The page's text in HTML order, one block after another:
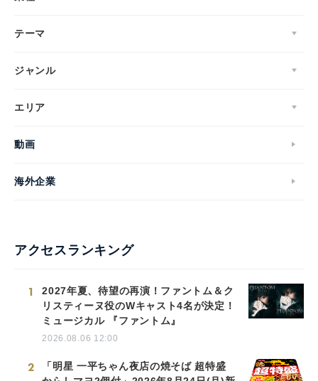
テーマ
ジャンル
エリア
動画
海外企業
アクセスランキング
1
2027年夏、待望の再演！ファントム＆ク
リスティーヌ役のWキャスト4名が決定！
ミュージカル 『ファントム』
2026.08.06 12:00
2
「明星 一平ちゃん夜店の焼そば 超特盛